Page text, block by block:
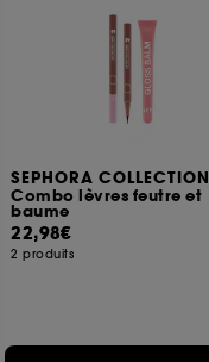
SEPHORA COLLECTION
Combo lèvres feutre et
baume
22,98€
2 produits